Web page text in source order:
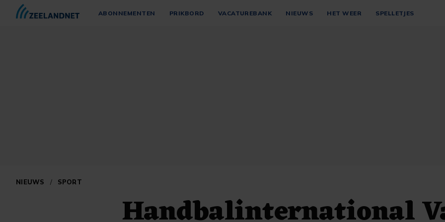
ABONNEMENTEN PRIKBORD VACATUREBANK NIEUWS HET WEER SPELLETJES
NIEUWS / SPORT